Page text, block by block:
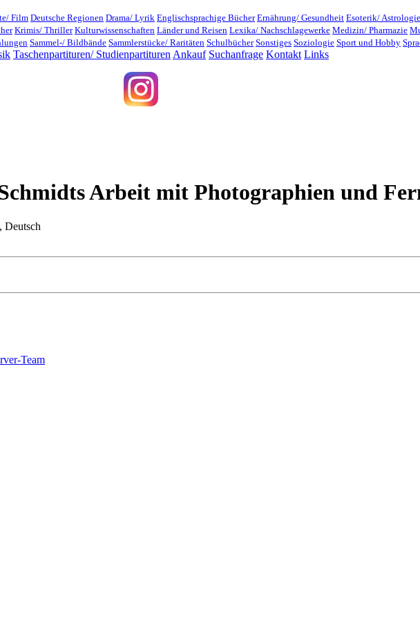
Film Deutsche Regionen Drama/ Lyrik Englischsprachige Bücher Ernährung/ Gesundheit Esoterik/ Astrologie
Krimis/ Thriller Kulturwissenschaften Länder und Reisen Lexika/ Nachschlagewerke Medizin/ Pharmazie
Sammel-/ Bildbände Sammlerstücke/ Raritäten Schulbücher Sonstiges Soziologie Sport und Hobby
Taschenpartituren/ Studienpartituren Ankauf Suchanfrage Kontakt Links
Arbeit mit Photographien und
Deutsch
Team